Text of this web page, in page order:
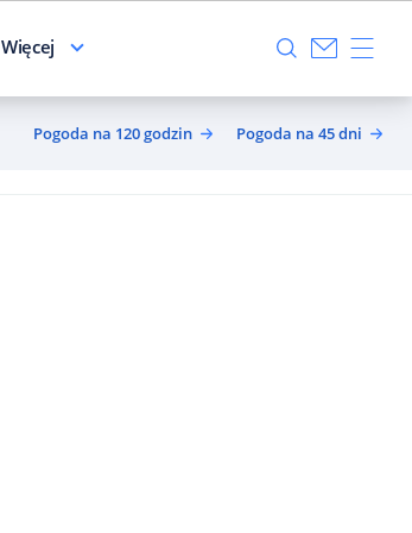
Więcej
Pogoda na 120 godzin Pogoda na 45 dni